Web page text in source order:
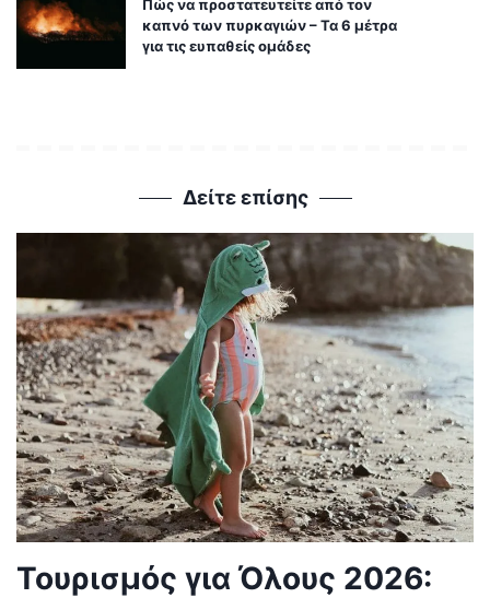
Πώς να προστατευτείτε από τον
καπνό των πυρκαγιών – Τα 6 μέτρα
για τις ευπαθείς ομάδες
Δείτε επίσης
Τουρισμός για Όλους 2026: